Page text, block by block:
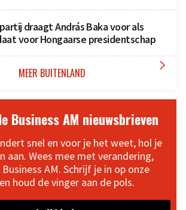
draagt András Baka voor als
voor Hongaarse presidentschap
MEER BUITENLAND 
Business AM nieuwsbrieven
snel en voor je het weet, hol je
aan. Wees mee met verandering,
AM. Schrijf je in op onze
houd de vinger aan de pols.